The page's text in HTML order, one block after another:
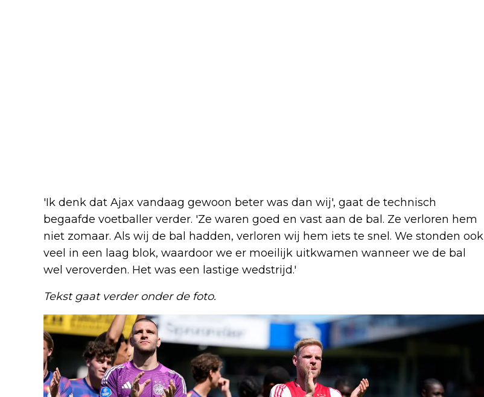
'Ik denk dat Ajax vandaag gewoon beter was dan wij', gaat de technisch
begaafde voetballer verder. 'Ze waren goed en vast aan de bal. Ze verloren hem
niet zomaar. Als wij de bal hadden, verloren wij hem iets te snel. We stonden ook
veel in een laag blok, waardoor we er moeilijk uitkwamen wanneer we de bal
wel veroverden. Het was een lastige wedstrijd.'
Tekst gaat verder onder de foto.